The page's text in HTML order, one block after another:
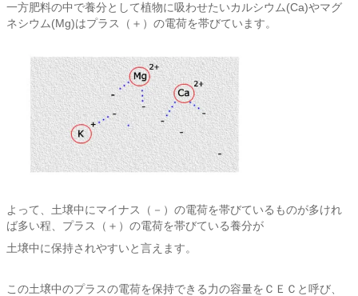
一方肥料の中で養分として植物に吸わせたいカルシウム(Ca)やマグ
ネシウム(Mg)はプラス（＋）の電荷を帯びています。
よって、土壌中にマイナス（－）の電荷を帯びているものが多けれ
ば多い程、プラス（＋）の電荷を帯びている養分が
土壌中に保持されやすいと言えます。
この土壌中のプラスの電荷を保持できる力の容量をＣＥＣと呼び、